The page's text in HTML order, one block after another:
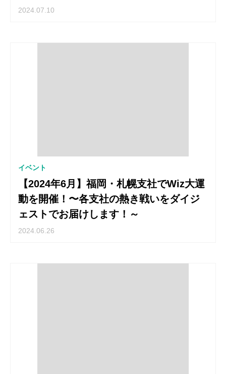
2024.07.10
イベント
【2024年6月】福岡・札幌支社でWiz大運
動を開催！〜各支社の熱き戦いをダイジ
ェストでお届けします！～
2024.06.26